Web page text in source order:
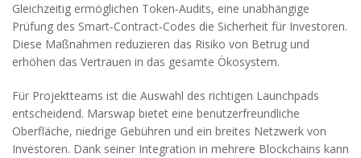
Gleichzeitig ermöglichen Token‑Audits, eine unabhängige
Prüfung des Smart‑Contract‑Codes die Sicherheit für Investoren.
Diese Maßnahmen reduzieren das Risiko von Betrug und
erhöhen das Vertrauen in das gesamte Ökosystem.
Für Projektteams ist die Auswahl des richtigen Launchpads
entscheidend. Marswap bietet eine benutzerfreundliche
Oberfläche, niedrige Gebühren und ein breites Netzwerk von
Investoren. Dank seiner Integration in mehrere Blockchains kann